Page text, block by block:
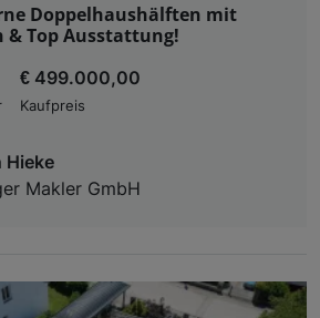
Doppelhaushälften mit
& Top Ausstattung!
€ 499.000,00
Kaufpreis
Hieke
Makler GmbH